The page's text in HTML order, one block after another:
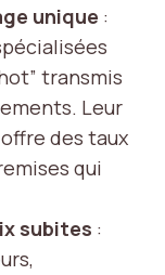
unique :
transmis
Leur
des taux
qui
subites :